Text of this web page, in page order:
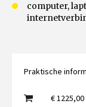
computer,
Praktische
€ 1225,00